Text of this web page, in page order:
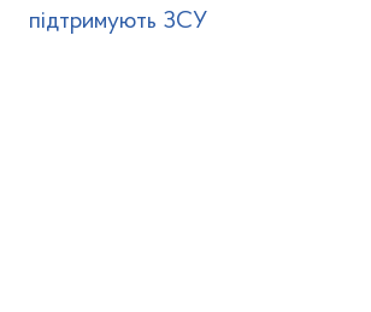
підтримують ЗСУ